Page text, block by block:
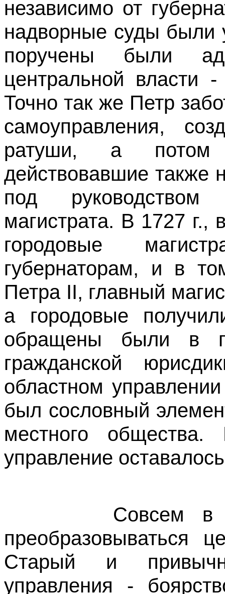
независимо от
надворные суды были
поручены были
центральной власти
Точно так же Петр
самоуправления,
ратуши, а потом
действовавшие также
под руководством
магистрата. В 1727 г.,
городовые
губернаторам, и в
Петра II, главный
а городовые
обращены были в
гражданской
областном
был сословный
местного
управление
Совсем в ином
преобразовываться
Старый и
управления -